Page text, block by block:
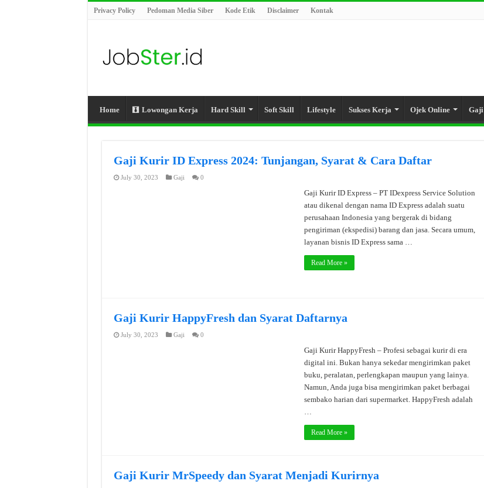
Privacy Policy Pedoman Media Siber Kode Etik Disclaimer Kontak
Home Lowongan Kerja Hard Skill Soft Skill Lifestyle Sukses Kerja Ojek Online Gaji
Gaji Kurir ID Express 2024: Tunjangan, Syarat & Cara Daftar
July 30, 2023 Gaji 0
Gaji Kurir ID Express – PT IDexpress Service Solution
atau dikenal dengan nama ID Express adalah suatu
perusahaan Indonesia yang bergerak di bidang
pengiriman (ekspedisi) barang dan jasa. Secara umum,
layanan bisnis ID Express sama …
Read More »
Gaji Kurir HappyFresh dan Syarat Daftarnya
July 30, 2023 Gaji 0
Gaji Kurir HappyFresh – Profesi sebagai kurir di era
digital ini. Bukan hanya sekedar mengirimkan paket
buku, peralatan, perlengkapan maupun yang lainya.
Namun, Anda juga bisa mengirimkan paket berbagai
sembako harian dari supermarket. HappyFresh adalah
…
Read More »
Gaji Kurir MrSpeedy dan Syarat Menjadi Kurirnya